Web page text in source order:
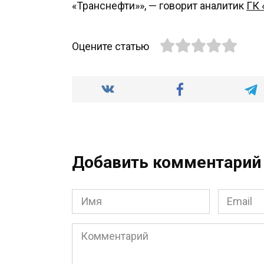
«Транснефти»», — говорит аналитик ГК
Оцените статью
Добавить комментарий
Имя
*
Email
*
Комментарий